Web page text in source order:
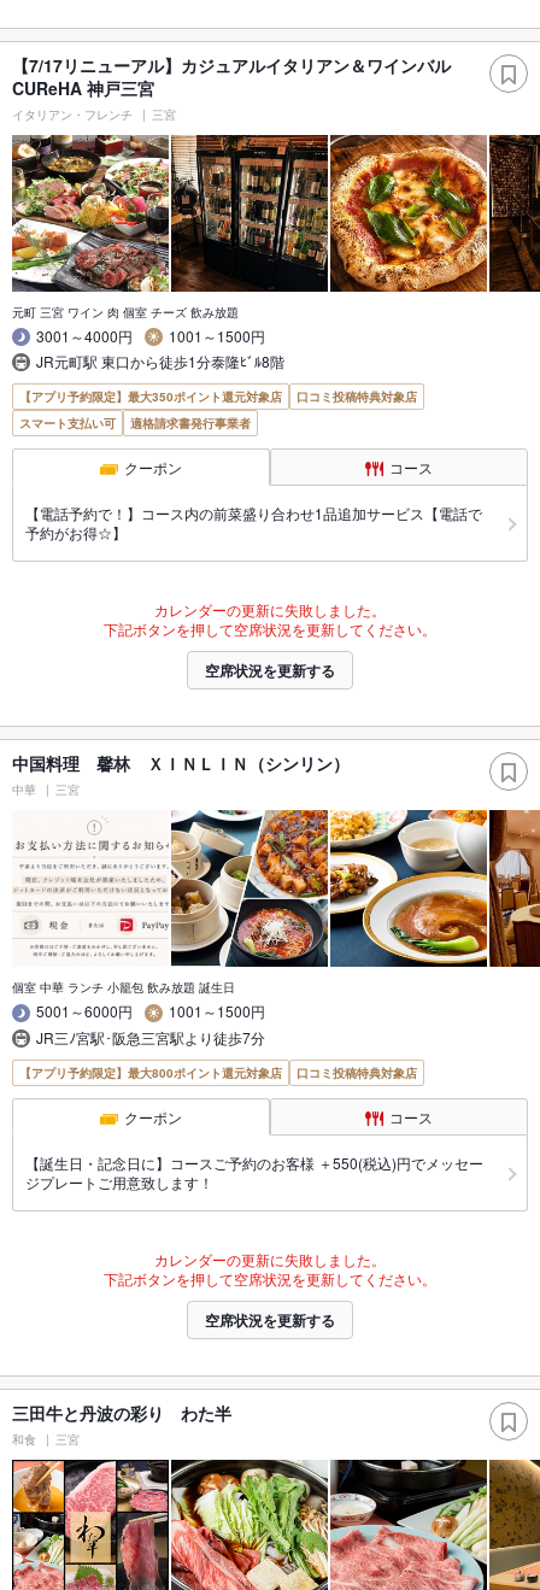
【7/17リニューアル】カジュアルイタリアン＆ワインバル
CUReHA 神戸三宮
イタリアン・フレンチ 三宮
元町 三宮 ワイン 肉 個室 チーズ 飲み放題
3001～4000円
1001～1500円
JR元町駅 東口から徒歩1分泰隆ﾋﾞﾙ8階
【アプリ予約限定】最大350ポイント還元対象店
口コミ投稿特典対象店
スマート支払い可
適格請求書発行事業者
クーポン コース
【電話予約で！】コース内の前菜盛り合わせ1品追加サービス【電話で
予約がお得☆】
カレンダーの更新に失敗しました。
下記ボタンを押して空席状況を更新してください。
空席状況を更新する
中国料理 馨林 ＸＩＮＬＩＮ（シンリン）
中華 三宮
個室 中華 ランチ 小籠包 飲み放題 誕生日
5001～6000円
1001～1500円
JR三ﾉ宮駅･阪急三宮駅より徒歩7分
【アプリ予約限定】最大800ポイント還元対象店 口コミ投稿特典対象店
クーポン コース
【誕生日・記念日に】コースご予約のお客様 ＋550(税込)円でメッセー
ジプレートご用意致します！
カレンダーの更新に失敗しました。
下記ボタンを押して空席状況を更新してください。
空席状況を更新する
三田牛と丹波の彩り わた半
和食 三宮